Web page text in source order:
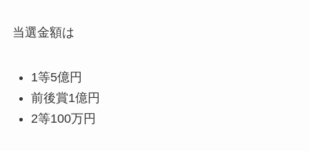
当選金額は
1等5億円
前後賞1億円
2等100万円